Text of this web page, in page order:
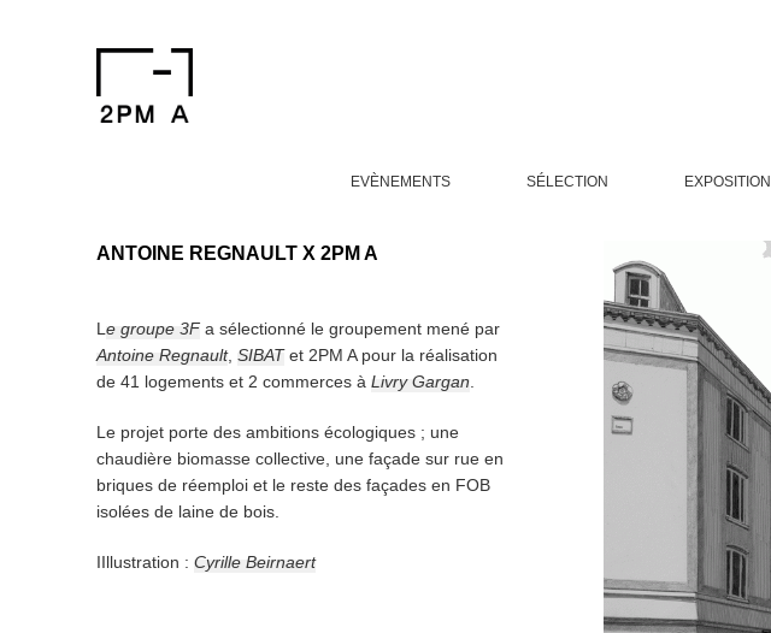
EVÈNEMENTS SÉLECTION EXPOSITION
ANTOINE REGNAULT X 2PM A
L e groupe 3F a sélectionné le groupement mené par
Antoine Regnault, SIBATet 2PM A pour la réalisation
de 41 logements et 2 commerces à Livry Gargan
Le projet porte des ambitions écologiques ; une
chaudière biomasse collective, une façade sur rue en
briques de réemploi et le reste des façades en FOB
isolées de laine de bois.
IIllustration : Cyrille Beirnaert